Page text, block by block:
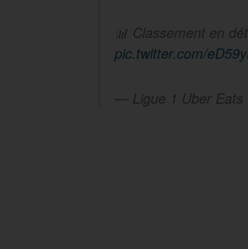
📊 Classement en
pic.twitter.com/
— Ligue 1 Uber Eats